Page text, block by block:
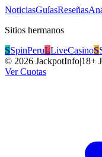
NoticiasGuíasReseñas
Sitios hermanos
SSpinPeruLLiveCasinoS
© 2026 JackpotInfo|18+
Ver Cuotas